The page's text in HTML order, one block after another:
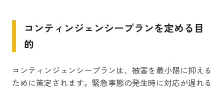
コンティンジェンシープランを定める目
的
コンティンジェンシープランは、 被害を最小限に抑える
ために策定されます。 緊急事態の発生時に対応が遅れる